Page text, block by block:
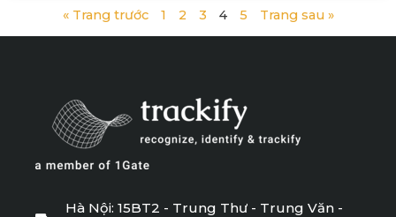
« Trang trước 1 2 3 4 5 Trang sau »
Hà Nội: 15BT2 - Trung Thư - Trung Văn -